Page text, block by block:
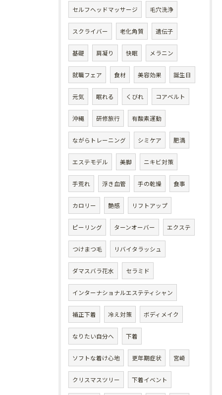
セルフヘッドマッサージ 毛穴洗浄
スクライバー 老化角質 遺伝子
基礎 肩凝り 快眠 メラニン
就職フェア 食材 美容効果 誕生日
元気 眠れる くびれ コアベルト
沖縄 研修旅行 有酸素運動
ながらトレーニング シミケア 肥満
エステモデル 美脚 ニキビ対策
手荒れ 浮き血管 手の乾燥 食事
カロリー 艶感 リフトアップ
ピーリング ターンオーバー エクステ
つけまつ毛 リバイタラッシュ
ダマスバラ花水 セラミド
インターナショナルエステティシャン
補正下着 冷え対策 ボディメイク
なりたい自分へ 下着
ソフトな着け心地 更年期症状 宮崎
クリスマスツリー 下着イベント